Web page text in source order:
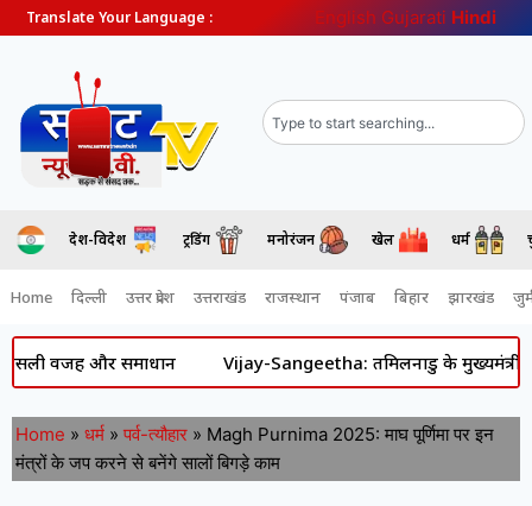
Translate Your Language : English Gujarati Hindi
देश-विदेश ट्रेंडिंग मनोरंजन खेल धर्म
Home दिल्ली उत्तर प्रदेश उत्तराखंड राजस्थान पंजाब बिहार झारखंड
और समाधान Vijay-Sangeetha: तमिलनाडु के मुख्यमंत्री विजय
Home » धर्म » पर्व-त्यौहार » Magh Purnima 2025: माघ पूर्णिमा पर इन
मंत्रों के जप करने से बनेंगे सालों बिगड़े काम